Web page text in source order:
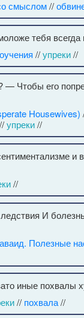
смыслом//
тебя всегда
//упреки//
— Чтобы его
Housewives)
//упреки//
и
//
И
Полезные
иные похвалы
// похвала//